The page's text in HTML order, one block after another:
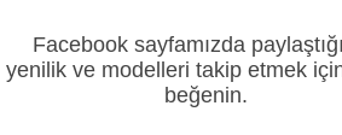
Facebook sayfamızda
yenilik ve modelleri takip etmek
beğenin.